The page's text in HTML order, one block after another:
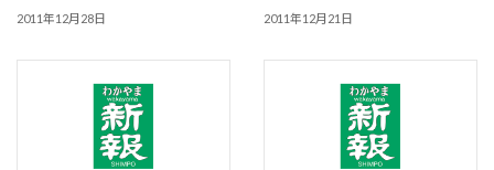
2011年12月28日 2011年12月21日